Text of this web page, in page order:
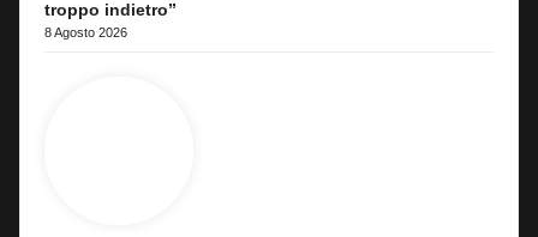
troppo indietro”
8 Agosto 2026